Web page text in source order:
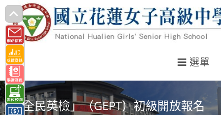
跳
轉
至
主
要
內
容
選單
「全民英檢」（GEPT）初級開放報名